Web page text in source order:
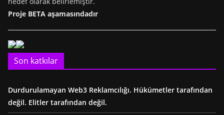
Proje BETA aşamasındadır
Son katkılar
Durdurulamayan Web3 Reklamcılığı. Hükümetler tarafından
değil. Elitler tarafından değil.